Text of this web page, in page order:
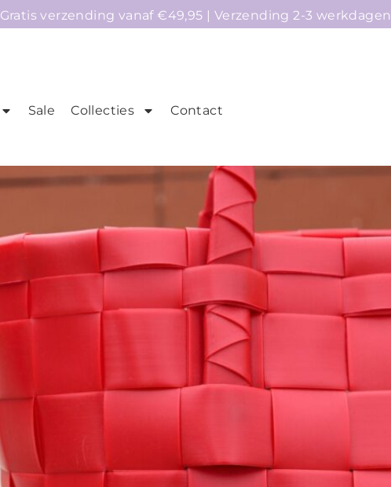
Gratis verzending vanaf €49,95 | Verzending 2-3 werkdagen
Sale Collecties Contact